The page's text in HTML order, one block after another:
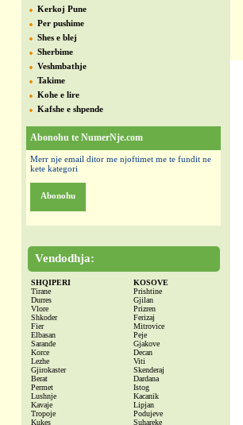
Kerkoj Pune
Per pushime
Shes e blej
Sherbime
Veshmbathje
Takime
Kohe e lire
Kafshe e shpende
Abonohu te NumerNje.com
Merr nje email ditor me njoftimet me te fundit ne
kete kategori
Abonohu
Vendodhja:
SHQIPERI
Tirane
Durres
Vlore
Shkoder
Fier
Elbasan
Sarande
Korce
Lezhe
Gjirokaster
Berat
Permet
Lushnje
Kavaje
Tropoje
Kukes
KOSOVE
Prishtine
Gjilan
Prizren
Ferizaj
Mitrovice
Peje
Gjakove
Decan
Viti
Skenderaj
Dardana
Istog
Kacanik
Lipjan
Podujeve
Suhareke